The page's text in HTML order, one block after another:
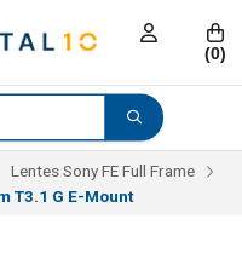
(0)
Lentes Sony FE Full Frame
T3.1 G E-Mount